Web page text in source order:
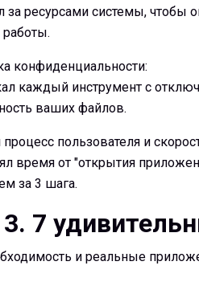
за ресурсами системы, чтобы
работы.
конфиденциальности:
каждый инструмент с
ваших файлов.
пользователя и
время от "открытия
за 3 шага.
3. 7
и реальные